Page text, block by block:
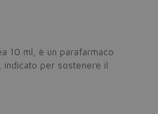
10 ml, è un parafarmaco
per sostenere il